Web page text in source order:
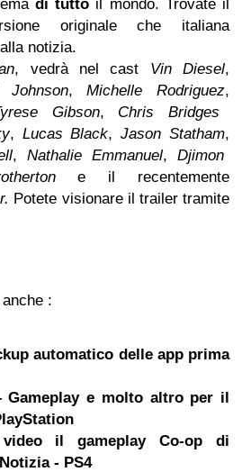
di tutto il mondo. Trovate il
originale che italiana
notizia.
, vedrà nel cast Vin Diesel,
,Michelle Rodriguez,
Gibson, Chris Bridges
, Lucas Black, Jason Statham,
, Nathalie Emmanuel, Djimon
e il recentemente
. Potete visionare il trailer tramite
:
automatico delle app prima
Gameplay e molto altro per il
il gameplay Co-op di
- PS4